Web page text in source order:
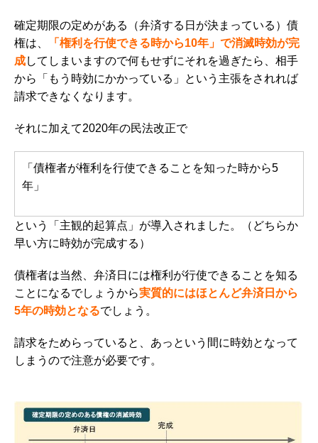
確定期限の定めがある（弁済する日が決まっている）債
権は、
「権利を行使できる時から10年」で消滅時効が完
成してしまいますので何もせずにそれを過ぎたら、相手
から「もう時効にかかっている」という主張をされれば
請求できなくなります。
それに加えて2020年の民法改正で
「債権者が権利を行使できることを知った時から5
年」
という 「主観的起算点」 が導入されました。（どちらか
早い方に時効が完成する）
債権者は当然、弁済日には権利が行使できることを知る
ことになるでしょうから実質的にはほとんど弁済日から
5年の時効となるでしょう。
請求をためらっていると、あっという間に時効となって
しまうので注意が必要です。